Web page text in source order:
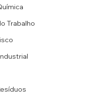
Trabalho